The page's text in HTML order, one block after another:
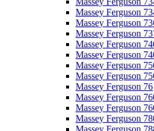
Massey Ferguson
Massey Ferguson
Massey Ferguson
Massey Ferguson
Massey Ferguson
Massey Ferguson
Massey Ferguson
Massey Ferguson 76
Massey Ferguson
Massey Ferguson
Massey Ferguson
Massey Ferguson